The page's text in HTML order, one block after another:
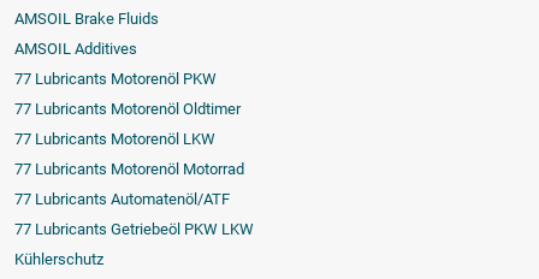
AMSOIL Brake Fluids
AMSOIL Additives
77 Lubricants Motorenöl PKW
77 Lubricants Motorenöl Oldtimer
77 Lubricants Motorenöl LKW
77 Lubricants Motorenöl Motorrad
77 Lubricants Automatenöl/ATF
77 Lubricants Getriebeöl PKW LKW
Kühlerschutz